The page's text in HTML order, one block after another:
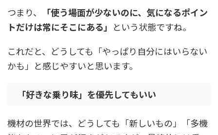
つまり、
「使う場面が少ないのに、気になるポイン
トだけは常にそこにある」 という状態ですね。
これだと、どうしても「やっぱり自分にはいらない
かも」と感じやすいと思います。
「好きな乗り味」を優先してもいい
機材の世界では、どうしても「新しいもの」「多機